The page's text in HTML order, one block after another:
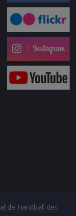
de Handball des